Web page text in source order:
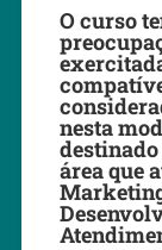
O curso
nesta
área que